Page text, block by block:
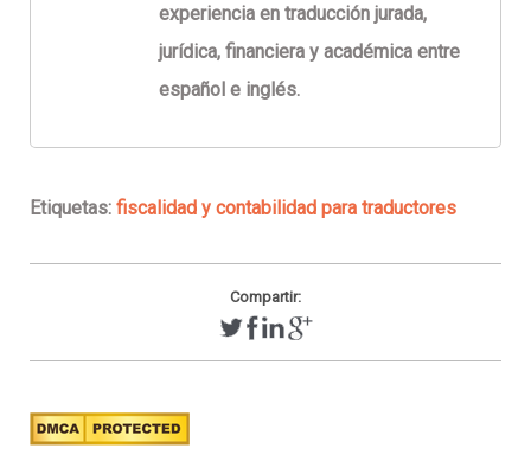
experiencia en traducción jurada,
jurídica, financiera y académica entre
español e inglés.
Etiquetas: fiscalidad y contabilidad para traductores
Compartir: